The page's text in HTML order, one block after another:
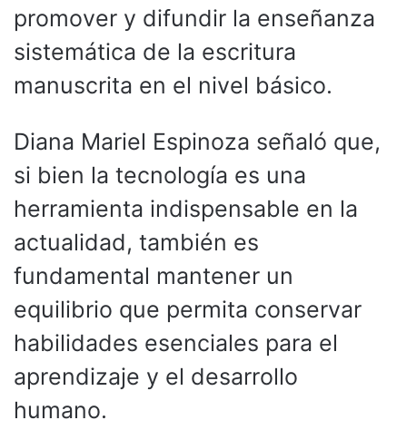
promover y difundir la enseñanza
sistemática de la escritura
manuscrita en el nivel básico.
Diana Mariel Espinoza señaló que,
si bien la tecnología es una
herramienta indispensable en la
actualidad, también es
fundamental mantener un
equilibrio que permita conservar
habilidades esenciales para el
aprendizaje y el desarrollo
humano.